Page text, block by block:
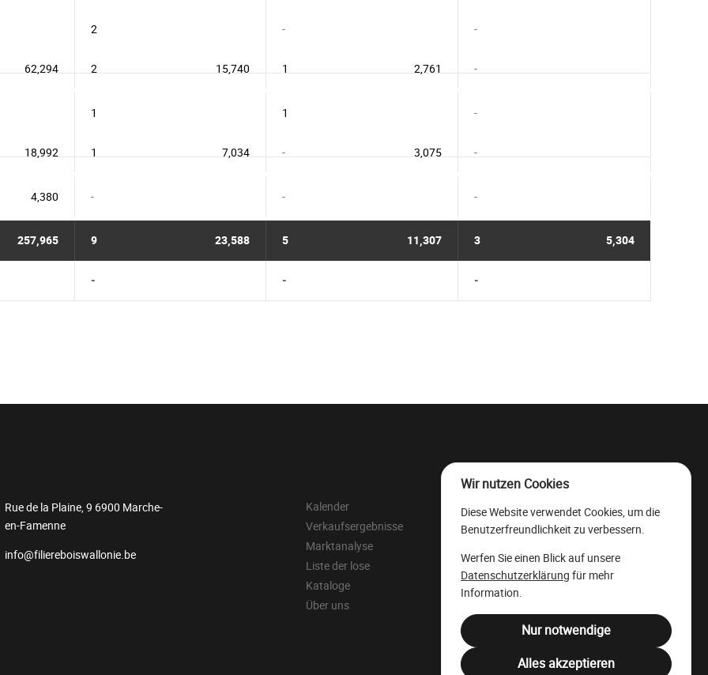
2 - -
2 1 -
62,294 15,740 2,761
1 1 -
1 - -
18,992 7,034 3,075
- - -
4,380
257,965 9 23,588 5 11,307 3 5,304
- - -
Rue de la Plaine, 9 6900 Marche-
en-Famenne
info@filiereboiswallonie.be
Kalender
Verkaufsergebnisse
Marktanalyse
Liste der lose
Kataloge
Über uns
Der wallonische
Wertholzlagerplatz
Juristensprache
Filière Bois Wallonie
Wir nutzen Cookies
Diese Website verwendet Cookies, um die
Benutzerfreundlichkeit zu verbessern.
Werfen Sie einen Blick auf unsere
Datenschutzerklärung für mehr
Information.
Nur notwendige
Alles akzeptieren